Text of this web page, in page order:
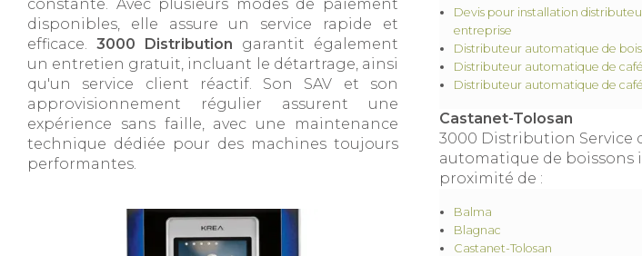
constante. Avec plusieurs modes de paiement
disponibles, elle assure un service rapide et
efficace. 3000 Distribution garantit également
un entretien gratuit, incluant le détartrage, ainsi
qu'un service client réactif. Son SAV et son
approvisionnement régulier assurent une
expérience sans faille, avec une maintenance
technique dédiée pour des machines toujours
performantes.
Devis pour installation
entreprise
Distributeur automatique de
Distributeur automatique de
Distributeur automatique de
Castanet-Tolosan
3000 Distribution Service
automatique de boissons
proximité de :
Balma
Blagnac
Castanet-Tolosan